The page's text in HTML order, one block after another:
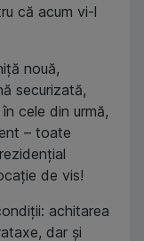
că acum vi-l
nouă,
securizată,
cele din urmă,
– toate
de vis!
achitarea
dar și